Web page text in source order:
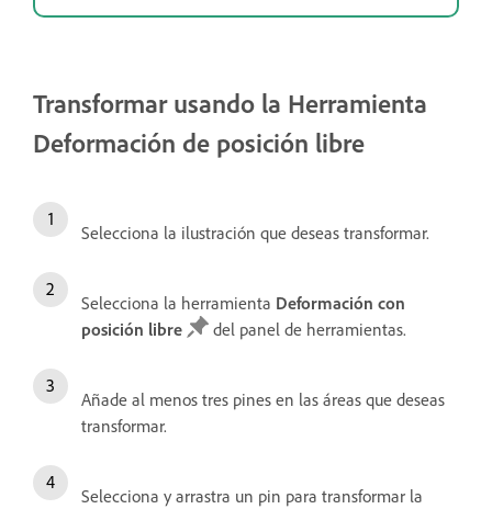
Transformar usando la Herramienta
Deformación de posición libre
Selecciona la ilustración que deseas transformar.
Selecciona la herramienta Deformación con
posición libre
del panel de herramientas.
Añade al menos tres pines en las áreas que deseas
transformar.
Selecciona y arrastra un pin para transformar la